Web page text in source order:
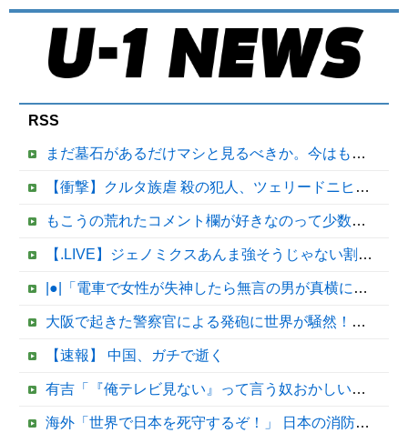
RSS
まだ墓石があるだけマシと見るべきか。今はもう合葬墓ばかり
【衝撃】クルタ族虐 殺の犯人、ツェリードニヒで確定！クロロの演劇のせいで2人も無駄死ににwwww
もこうの荒れたコメント欄が好きなのって少数派なのか？
【.LIVE】ジェノミクスあんま強そうじゃない割に高そうという恐竜デッキの宿命を背負ってる他
|●|「電車で女性が失神したら無言の男が真横についてきた」とタレントが主張、虚言疑惑が出ると「その男の垢を発見した」と追加主張するも……
大阪で起きた警察官による発砲に世界が騒然！←「日本がアメリカ化してきている」（海外の反応）
【速報】 中国、ガチで逝く
有吉「『俺テレビ見ない』って言う奴おかしいだろ。団子屋で『団子食べない』って言うか？」
海外「世界で日本を死守するぞ！」 日本の消防署を訪れたちびっ子集団が世界をメロメロに